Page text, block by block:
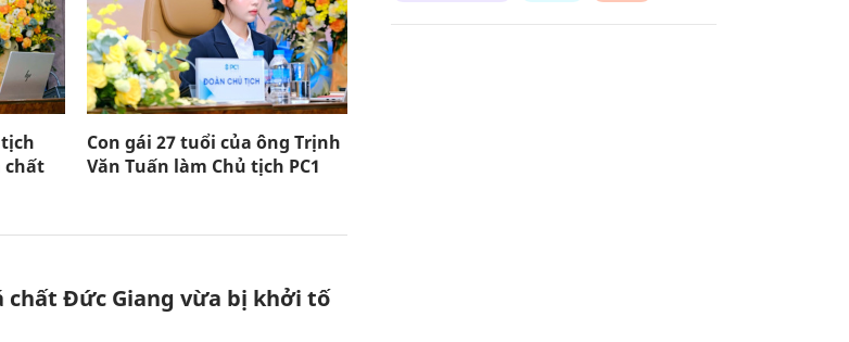
chất
Con gái 27 tuổi của ông Trịnh
Văn Tuấn làm Chủ tịch PC1
chất Đức Giang vừa bị khởi tố